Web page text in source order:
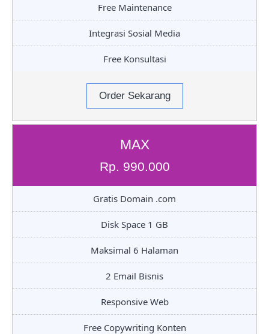
Free Maintenance
Integrasi Sosial Media
Free Konsultasi
Order Sekarang
MAX
Rp. 990.000
Gratis Domain .com
Disk Space 1 GB
Maksimal 6 Halaman
2 Email Bisnis
Responsive Web
Free Copywriting Konten